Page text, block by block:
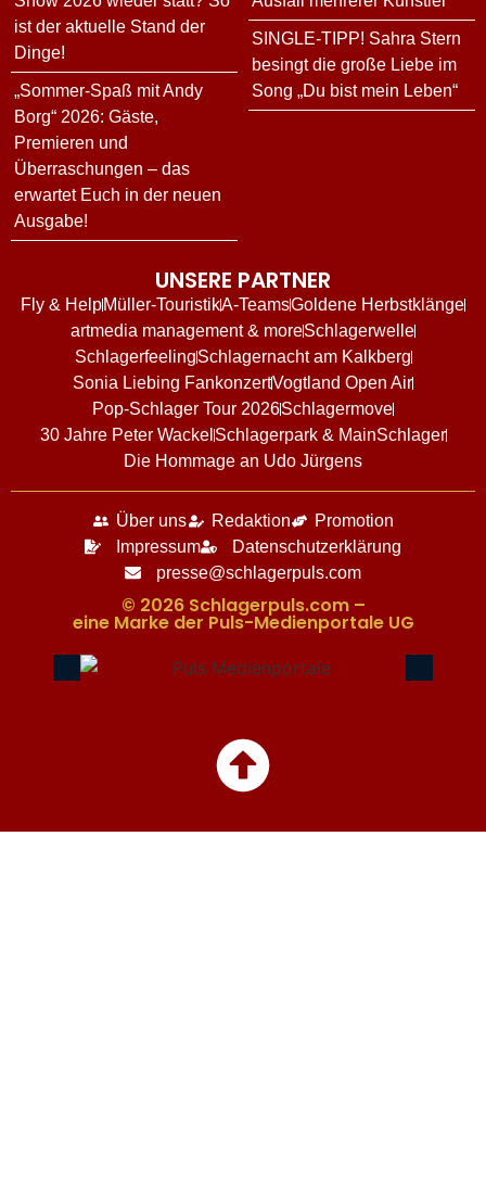
ist der aktuelle Stand der
Dinge!
„Sommer-Spaß mit Andy
Borg“ 2026: Gäste,
Premieren und
Überraschungen – das
erwartet Euch in der neuen
Ausgabe!
SINGLE-TIPP! Sahra Stern
besingt die große Liebe im
Song „Du bist mein Leben“
UNSERE PARTNER
Fly & HelpMüller-TouristikA-TeamsGoldene Herbstklänge
artmedia management & moreSchlagerwelle
SchlagerfeelingSchlagernacht am Kalkberg
Sonia Liebing FankonzertVogtland Open Air
Pop-Schlager Tour 2026Schlagermove
30 Jahre Peter Wackel Schlagerpark & MainSchlager
Die Hommage an Udo Jürgens
Über uns Redaktion
Promotion
Impressum
Datenschutzerklärung
presse@schlagerpuls.com
© 2026 Schlagerpuls.com –
eine Marke der Puls-Medienportale UG​